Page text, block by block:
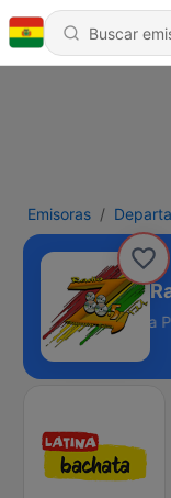
Emisoras
Departamento de La